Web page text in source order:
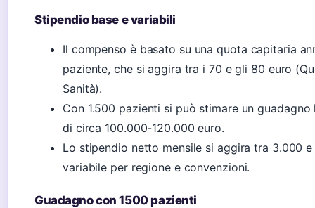
Stipendio base e variabili
Il compenso è basato su una quota capitaria
paziente, che si aggira tra i 70 e gli 80 euro
Sanità).
Con 1.500 pazienti si può stimare un
di circa 100.000-120.000 euro.
Lo stipendio netto mensile si aggira tra 3.000
variabile per regione e convenzioni.
Guadagno con 1500 pazienti